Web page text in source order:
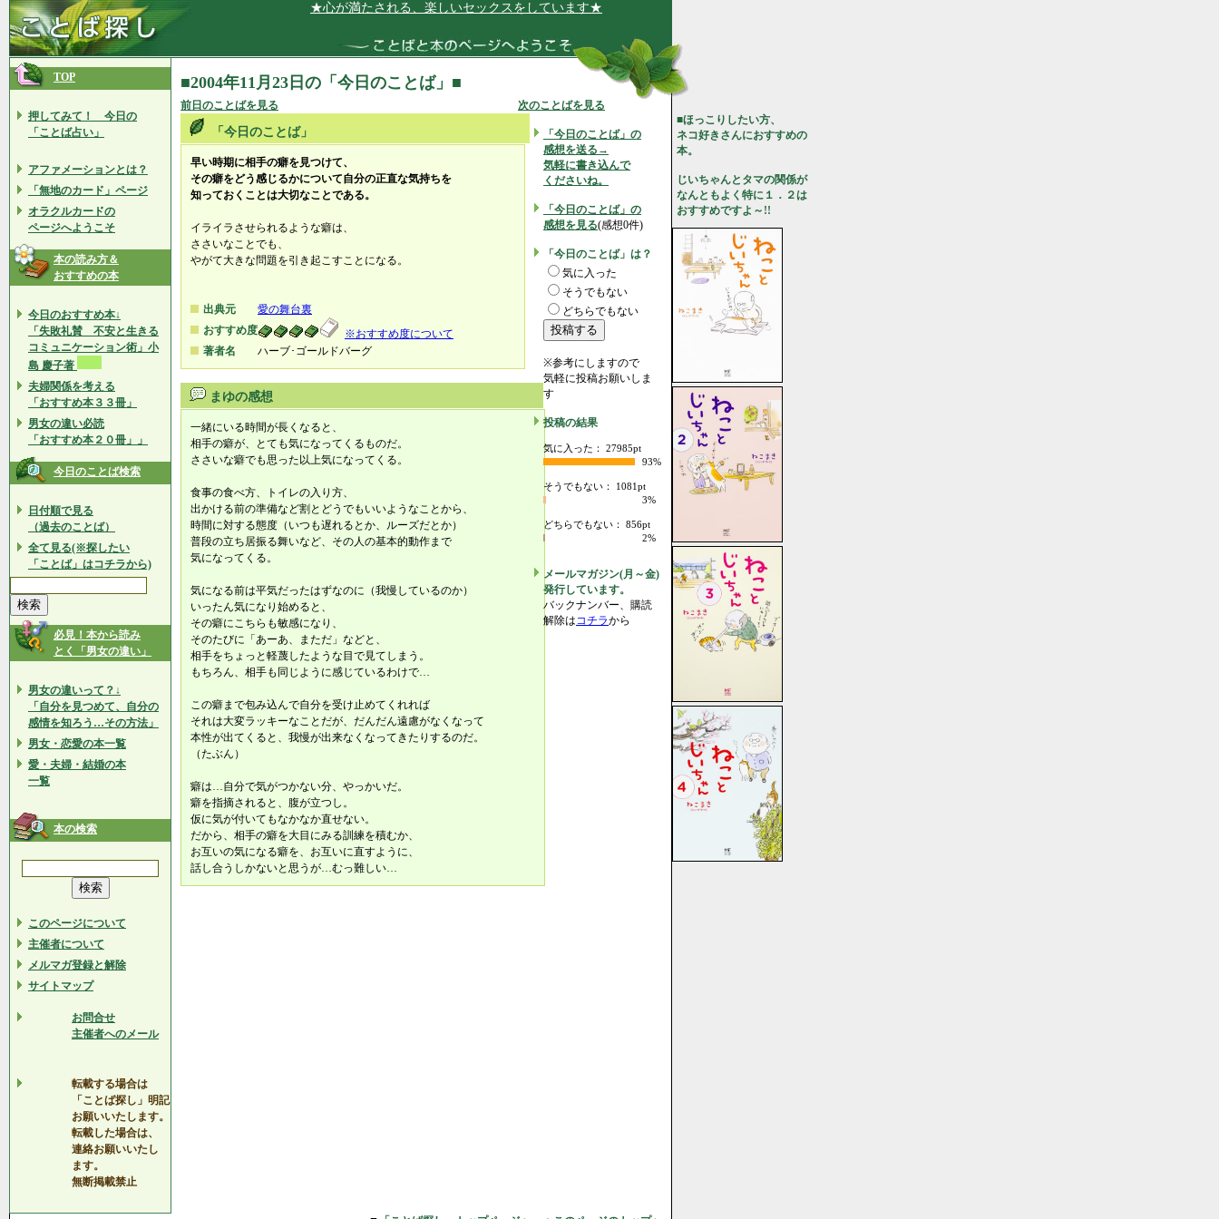
★心が満たされる、楽しいセックスをしています★
TOP
押してみて！ 今日の
「ことば占い」
アファメーションとは？
「無地のカード」ページ
オラクルカードの
ページへようこそ
本の読み方＆
おすすめの本
今日のおすすめ本↓
「失敗礼賛 不安と生きる
コミュニケーション術」小
島 慶子著
夫婦関係を考える
「おすすめ本３３冊」
男女の違い必読
「おすすめ本２０冊」」
今日のことば検索
日付順で見る
（過去のことば）
全て見る(※探したい
「ことば」はコチラから)
必見！本から読み
とく「男女の違い」
男女の違いって？↓
「自分を見つめて、自分の
感情を知ろう…その方法」
男女・恋愛の本一覧
愛・夫婦・結婚の本
一覧
本の検索
このページについて
主催者について
メルマガ登録と解除
サイトマップ
お問合せ
主催者へのメール
転載する場合は
「ことば探し」明記
お願いいたします。
転載した場合は、
連絡お願いいたし
ます。
無断掲載禁止
■2004年11月23日の「今日のことば」■
前日のことばを見る 次のことばを見る
「今日のことば」
早い時期に相手の癖を見つけて、
その癖をどう感じるかについて自分の正直な気持ちを
知っておくことは大切なことである。
イライラさせられるような癖は、
ささいなことでも、
やがて大きな問題を引き起こすことになる。
出典元
愛の舞台裏
おすすめ度
※おすすめ度について
著者名
ハーブ･ゴールドバーグ
まゆの感想
一緒にいる時間が長くなると、
相手の癖が、とても気になってくるものだ。
ささいな癖でも思った以上気になってくる。
食事の食べ方、トイレの入り方、
出かける前の準備など割とどうでもいいようなことから、
時間に対する態度（いつも遅れるとか、ルーズだとか）
普段の立ち居振る舞いなど、その人の基本的動作まで
気になってくる。
気になる前は平気だったはずなのに（我慢しているのか）
いったん気になり始めると、
その癖にこちらも敏感になり、
そのたびに「あーあ、まただ」などと、
相手をちょっと軽蔑したような目で見てしまう。
もちろん、相手も同じように感じているわけで…
この癖まで包み込んで自分を受け止めてくれれば
それは大変ラッキーなことだが、だんだん遠慮がなくなって
本性が出てくると、我慢が出来なくなってきたりするのだ。
（たぶん）
癖は…自分で気がつかない分、やっかいだ。
癖を指摘されると、腹が立つし。
仮に気が付いてもなかなか直せない。
だから、相手の癖を大目にみる訓練を積むか、
お互いの気になる癖を、お互いに直すように、
話し合うしかないと思うが…むっ難しい…
「今日のことば」の
感想を送る→
気軽に書き込んで
くださいね。
「今日のことば」の
感想を見る(感想0件)
「今日のことば」は？
気に入った
そうでもない
どちらでもない
※参考にしますので
気軽に投稿お願いしま
す
投稿の結果
気に入った： 27985pt
93%
そうでもない： 1081pt
3%
どちらでもない： 856pt
2%
メールマガジン(月～金)
発行しています。
バックナンバー、購読
解除はコチラから
■ほっこりしたい方、
ネコ好きさんにおすすめの
本。
じいちゃんとタマの関係が
なんともよく特に１．２は
おすすめですよ～!!